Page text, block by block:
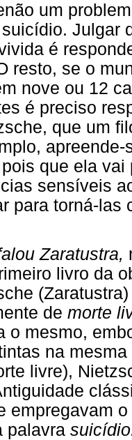
um
Julgar
é
resto, se o
nove ou 12
é preciso
que um
que ela
sensíveis
para torná-las
Zaratustra,
livro da
de morte
o mesmo,
na
livre),
empregavam
palavra